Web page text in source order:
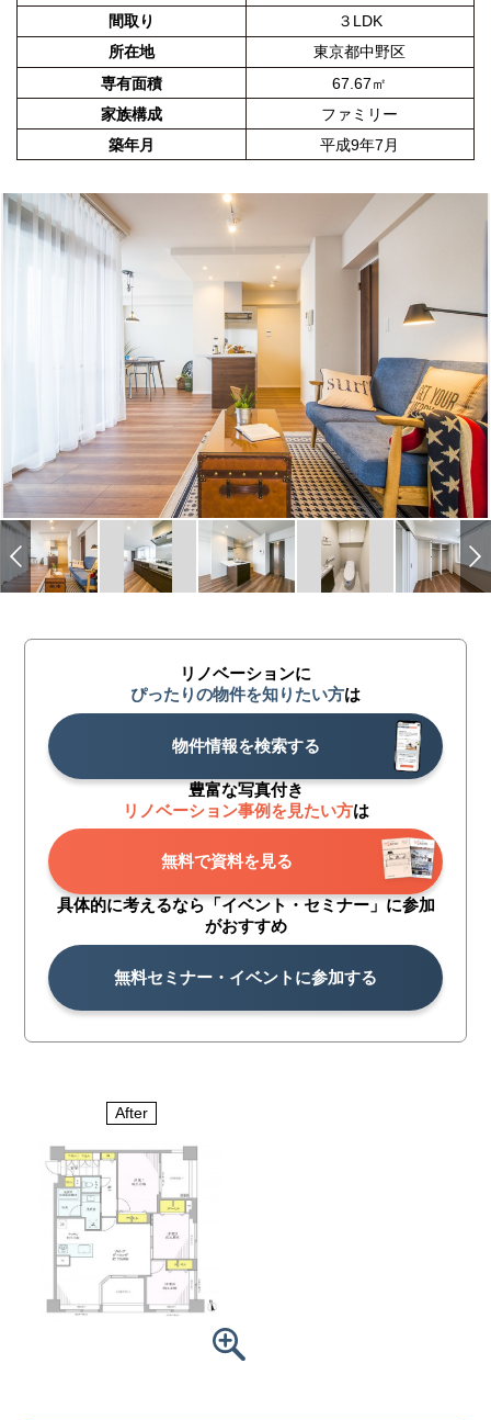
間取り
３LDK
所在地
東京都中野区
専有面積
67.67㎡
家族構成
ファミリー
築年月
平成9年7月
リノベーションに
ぴったりの物件を知りたい方は
物件情報を検索する
豊富な写真付き
リノベーション事例を見たい方は
無料で資料を見る
具体的に考えるなら「イベント・セミナー」に参加
がおすすめ
無料セミナー・イベントに参加する
After